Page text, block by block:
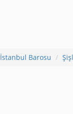
İstanbul Barosu